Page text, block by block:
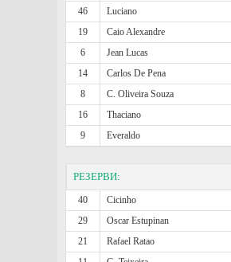
46
Luciano
19
Caio Alexandre
6
Jean Lucas
14
Carlos De Pena
8
C. Oliveira Souza
16
Thaciano
9
Everaldo
РЕЗЕРВИ:
40 Cicinho
29
Oscar Estupinan
21
Rafael Ratao